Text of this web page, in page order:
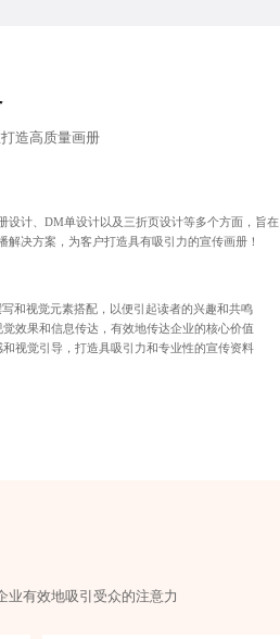
造高质量画册
设计、DM单设计以及三折页设计等多个方面，旨在
解决方案，为客户打造具有吸引力的宣传画册！
写和视觉元素搭配，以便引起读者的兴趣和共鸣
觉效果和信息传达，有效地传达企业的核心价值
和视觉引导，打造具吸引力和专业性的宣传资料
业有效地吸引受众的注意力